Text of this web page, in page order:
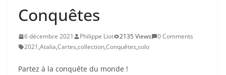
Conquêtes
6 décembre 2021 Philippe Liot 2135 Views
0 Comments
2021,Atalia,Cartes,collection,Conquêtes,solo
Partez à la conquête du monde !